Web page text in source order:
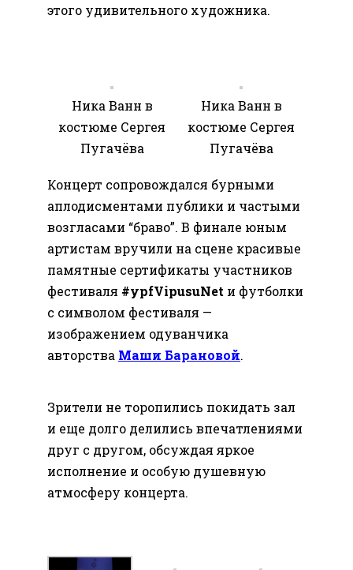
этого удивительного художника.
Ника Ванн в
костюме Сергея
Пугачёва
Ника Ванн в
костюме Сергея
Пугачёва
Концерт сопровождался бурными
аплодисментами публики и частыми
возгласами “браво”. В финале юным
артистам вручили на сцене красивые
памятные сертификаты участников
фестиваля #ypfVipusuNet и футболки
с символом фестиваля —
изображением одуванчика
авторства Маши Барановой.
Зрители не торопились покидать зал
и еще долго делились впечатлениями
друг с другом, обсуждая яркое
исполнение и особую душевную
атмосферу концерта.